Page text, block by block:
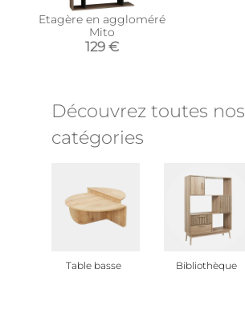
Etagère en aggloméré
Mito
129 €
Découvrez toutes nos
catégories
Table basse Bibliothèque